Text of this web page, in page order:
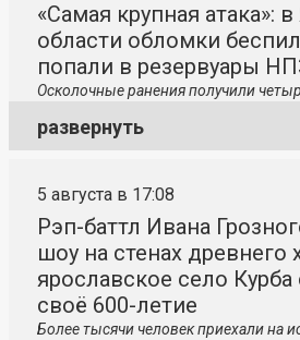
«Самая крупная атака»:
области обломки
попали в резервуары
Осколочные ранения получили
развернуть
5 августа в 17:08
Рэп-баттл Ивана
шоу на стенах древнего
ярославское село
своё 600-летие
Более тысячи человек приехали на